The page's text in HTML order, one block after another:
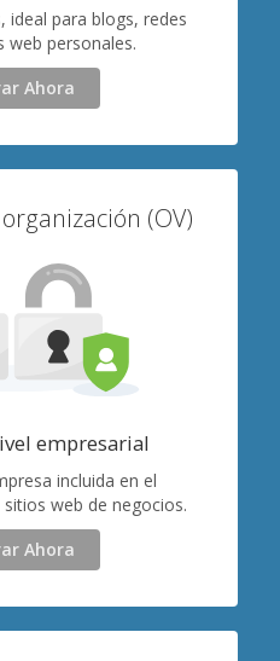
ideal para blogs, redes
web personales.
Ahora
(OV)
empresarial
incluida en el
web de negocios.
Ahora